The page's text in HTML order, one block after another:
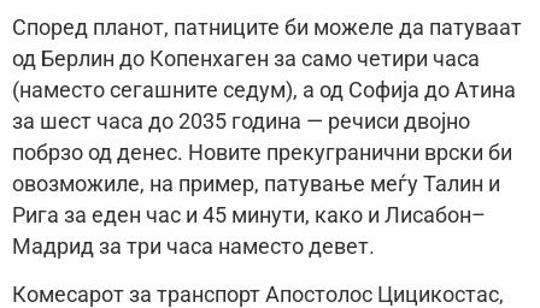
Според планот, патниците би можеле да патуваат
од Берлин до Копенхаген за само четири часа
(наместо сегашните седум), а од Софија до Атина
за шест часа до 2035 година — речиси двојно
побрзо од денес. Новите прекугранични врски би
овозможиле, на пример, патување меѓу Талин и
Рига за еден час и 45 минути, како и Лисабон–
Мадрид за три часа наместо девет.
Комесарот за транспорт Апостолос Цицикостас,